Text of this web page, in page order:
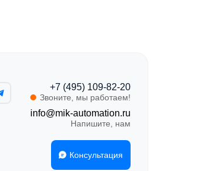
Консультация
+7 (495) 109-82-20
Звоните, мы работаем!
info@mik-automation.ru
Напишите, нам